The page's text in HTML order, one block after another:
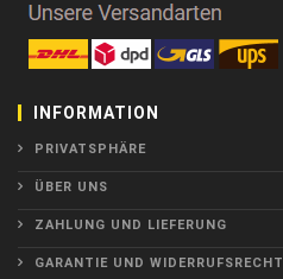
INFORMATION
PRIVATSPHÄRE
ÜBER UNS
ZAHLUNG UND LIEFERUNG
GARANTIE UND WIDERRUFSRECHT